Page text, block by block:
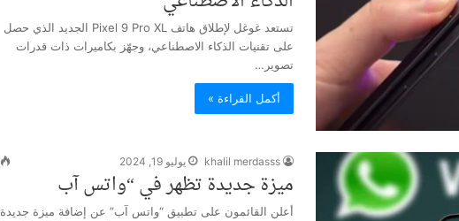
تستعد غوغل لإطلاق هاتف Pixel 9 Pro XL الجديد الذي حصل
على تقنيات الذكاء الاصطناعي، وجهّز بكاميرات ذات قدرات
تصوير…
أكمل القراءة »
khalil merdasss يوليو 19, 2024
ميزة جديدة تظهر في “واتس آب
أعلن القائمون على تطبيق “واتس آب” عن إضافة ميزة جديدة